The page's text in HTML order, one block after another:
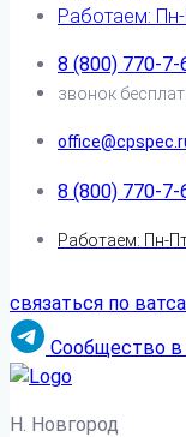
Работаем:
8 (800) 770-7-
звонок
8 (800) 770-7-
Работаем: Пн-
связаться по
Сообщество
Н. Новгород